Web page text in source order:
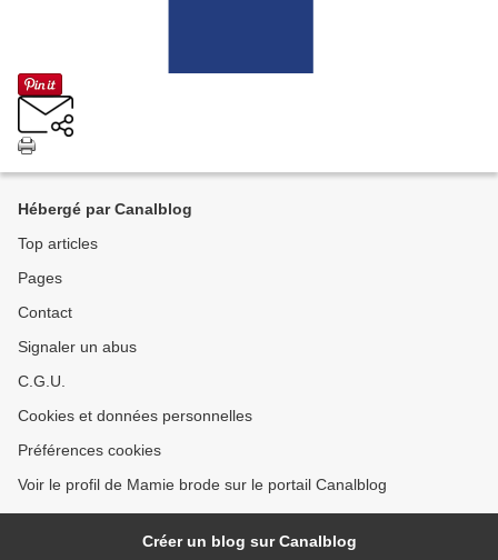
Hébergé par Canalblog
Top articles
Pages
Contact
Signaler un abus
C.G.U.
Cookies et données personnelles
Préférences cookies
Voir le profil de Mamie brode sur le portail Canalblog
Créer un blog sur Canalblog